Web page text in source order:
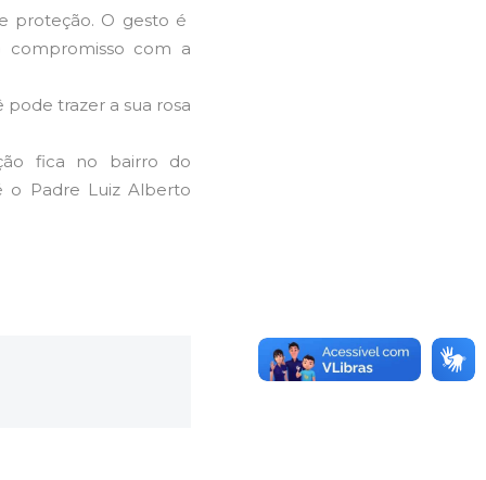
proteção. O gesto é
compromisso com a
pode trazer a sua rosa
fica no bairro do
o Padre Luiz Alberto